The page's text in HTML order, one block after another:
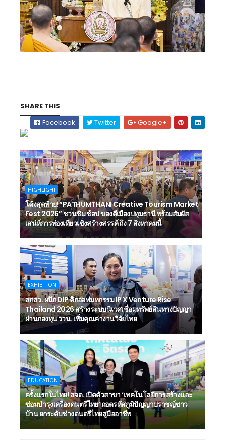
SHARE THIS
Facebook
Twitter Google+
HIGHLIGHT
โค้งสุดท้าย! “PATHUMTHANI Creative Tourism Market
Fest 2026” ชวนชิม ช้อป ของดีเมืองปทุมธานี พร้อมสัมผัส
เสน่ห์การท่องเที่ยวเชิงสร้างสรรค์ ถึง 7 สิงหาคมนี้
EXHIBITION
สกสว. ผนึก DIP คิกออฟมหกรรม IP X Venture Rise
Thailand 2026 สร้างระบบนิเวศเชื่อมทรัพย์สินทางปัญญา
ผ่านกองทุน ววน. เพิ่มคุณค่างานวิจัยไทย
EDUCATION
ครั้งแรกในไทย! สจด. เปิดตัวสาขา ‘เทคโนโลยีการสร้างและ
ซ่อมบำรุงเครื่องดนตรีไทย’ ​ถอดรหัสภูมิปัญญาปราชญ์ชาว
บ้าน ยกระดับช่างดนตรีไทยสู่มืออาชีพ